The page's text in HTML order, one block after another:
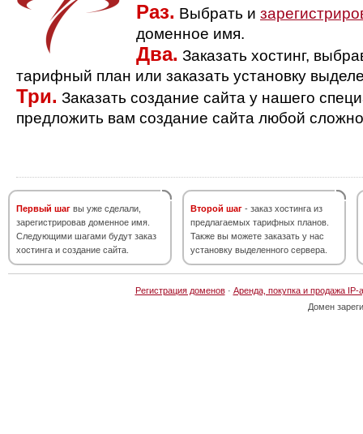
Раз. Выбрать и
доменное имя.
Два. Заказать хостинг,
тарифный план или заказать установку
Три. Заказать создание сайта у нашего
предложить вам создание сайта любой
Первый шаг вы уже сделали,
зарегистрировав доменное имя.
Следующими шагами будут заказ
хостинга и создание сайта.
Второй шаг - заказ хостинга из
предлагаемых тарифных планов.
Также вы можете заказать у нас
установку выделенного сервера.
Регистрация доменов· Аренда, покупка и продажа IP-
Домен